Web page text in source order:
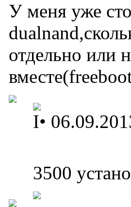
У меня уже
отдельно или
I•
3500